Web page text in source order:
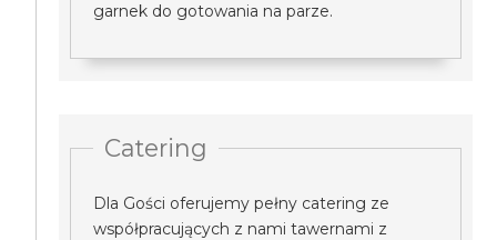
garnek do gotowania na parze.
Catering
Dla Gości oferujemy pełny catering ze
współpracujących z nami tawernami z